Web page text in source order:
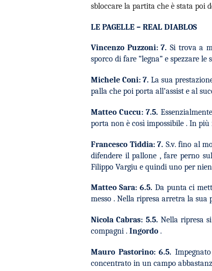
sbloccare la partita che è stata poi
LE PAGELLE – REAL DIABLOS
Vincenzo Puzzoni: 7. Si trova a
sporco di fare “legna” e spezzare
Michele Coni: 7. La sua
palla che poi porta all’assist e al
Matteo Cuccu: 7.5.
porta non è così impossibile . In
Francesco Tiddia: 7. S.v. fino al
difendere il pallone , fare perno
Filippo Vargiu e quindi uno per
Matteo Sara: 6.5. Da punta ci
messo . Nella ripresa arretra la
Nicola Cabras: 5.5. Nella ripresa
compagni . Ingordo .
Mauro Pastorino: 6.5.
concentrato in un campo